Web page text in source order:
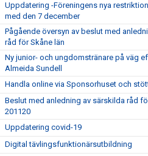
Uppdatering -Föreningens nya
med den 7 december
Pågående översyn av beslut med
råd för Skåne län
Ny junior- och ungdomstränare på väg
Almeida Sundell
Handla online via Sponsorhuset och
Beslut med anledning av särskilda råd
201120
Uppdatering covid-19
Digital tävlingsfunktionärsutbildning